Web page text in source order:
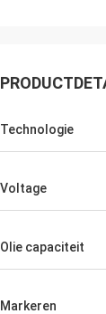
Technologie
Voltage
Olie capaciteit
Markeren